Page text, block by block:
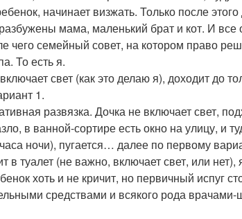
начинает визжать. Только после
мама, маленький брат и кот. И все
чего семейный совет, на котором право
То есть я.
свет (как это делаю я), доходит до
1.
развязка. Дочка не включает свет,
в ванной-сортире есть окно на улицу, и
ночи), пугается… далее по первому
в туалет (не важно, включает свет, или
хоть и не кричит, но первичный испуг
средствами и всякого рода